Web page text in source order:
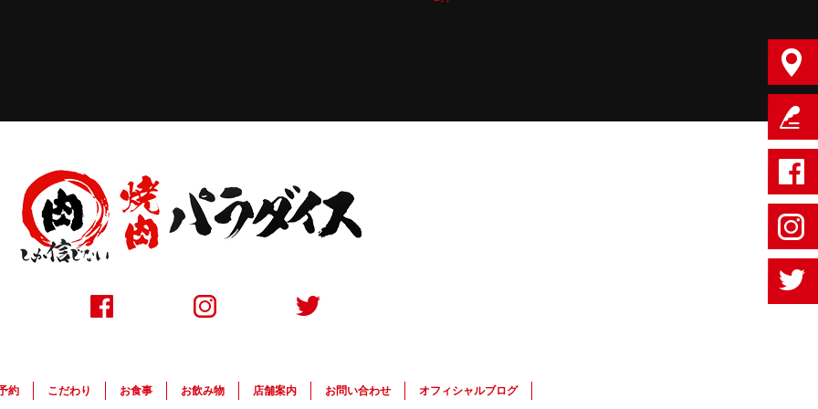
約 こだわり お食事 お飲み物 店舗案内 お問い合わせ オフィシャルブログ